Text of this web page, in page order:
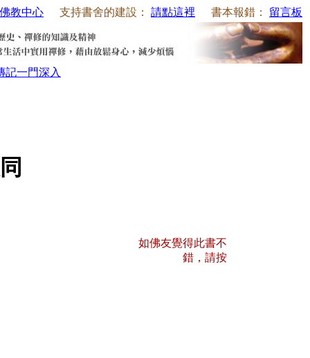
教中心 支持書舍的建設： 請點這裡 書本報錯： 留言板
記一門深入
如佛友覺得此書不
錯，請按